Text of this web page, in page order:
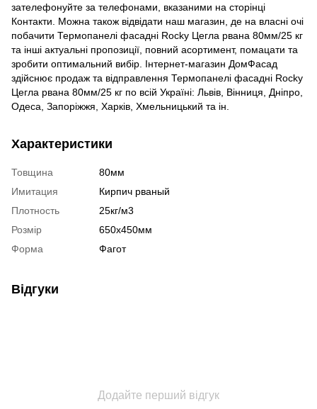
зателефонуйте за телефонами, вказаними на сторінці
Контакти. Можна також відвідати наш магазин, де на власні очі
побачити Термопанелі фасадні Rocky Цегла рвана 80мм/25 кг
та інші актуальні пропозиції, повний асортимент, помацати та
зробити оптимальний вибір. Інтернет-магазин ДомФасад
здійснює продаж та відправлення Термопанелі фасадні Rocky
Цегла рвана 80мм/25 кг по всій Україні: Львів, Вінниця, Дніпро,
Одеса, Запоріжжя, Харків, Хмельницький та ін.
Характеристики
Товщина
80мм
Имитация
Кирпич рваный
Плотность
25кг/м3
Розмір
650х450мм
Форма
Фагот
Відгуки
Додайте перший відгук